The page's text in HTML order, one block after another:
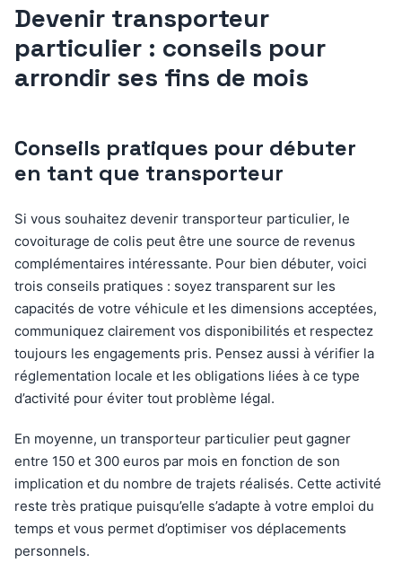
Devenir transporteur
particulier : conseils pour
arrondir ses fins de mois
Conseils pratiques pour débuter
en tant que transporteur
Si vous souhaitez devenir transporteur particulier, le
covoiturage de colis peut être une source de revenus
complémentaires intéressante. Pour bien débuter, voici
trois conseils pratiques : soyez transparent sur les
capacités de votre véhicule et les dimensions acceptées,
communiquez clairement vos disponibilités et respectez
toujours les engagements pris. Pensez aussi à vérifier la
réglementation locale et les obligations liées à ce type
d’activité pour éviter tout problème légal.
En moyenne, un transporteur particulier peut gagner
entre 150 et 300 euros par mois en fonction de son
implication et du nombre de trajets réalisés. Cette activité
reste très pratique puisqu’elle s’adapte à votre emploi du
temps et vous permet d’optimiser vos déplacements
personnels.